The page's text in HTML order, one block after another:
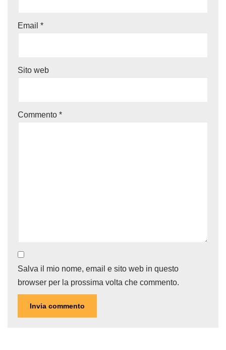
Email *
Sito web
Commento *
Salva il mio nome, email e sito web in questo
browser per la prossima volta che commento.